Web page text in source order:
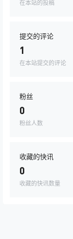
在本站的投稿
提交的评论
1
在本站提交的评论
粉丝
0
粉丝人数
收藏的快讯
0
收藏的快讯数量